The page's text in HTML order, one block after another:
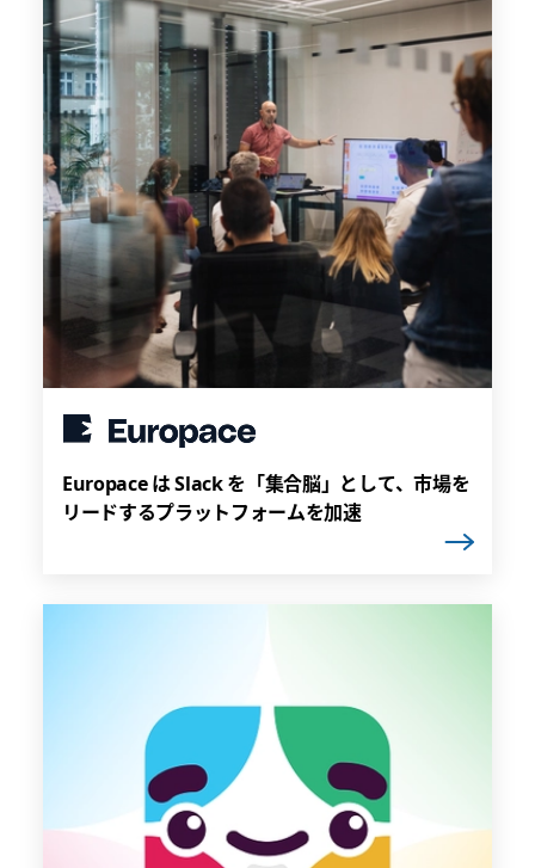
Europace は Slack を「集合脳」として、市場を
リードするプラットフォームを加速